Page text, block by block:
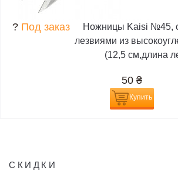
? Под заказ
Ножницы Kaisi №45,
лезвиями из
(12,5 см,длина
50 ₴
Купить
СКИДКИ